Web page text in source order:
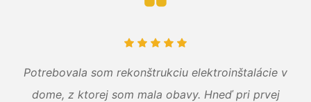
Potrebovala som rekonštrukciu elektroinštalácie v
dome, z ktorej som mala obavy. Hneď pri prvej